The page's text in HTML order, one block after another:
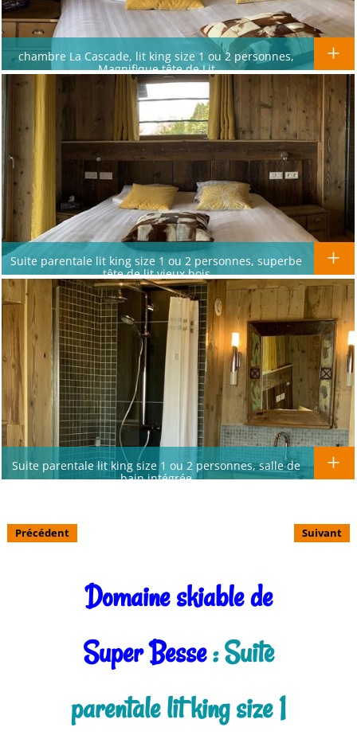
chambre La Cascade, lit king size 1 ou 2 personnes,
Magnifique tête de Lit
Suite parentale lit king size 1 ou 2 personnes, superbe
tête de lit vieux bois
Suite parentale lit king size 1 ou 2 personnes, salle de
bain intégrée
Précédent Suivant
Domaine skiable de
Super Besse: Suite
parentale lit king size 1